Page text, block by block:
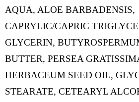
AQUA, ALOE BARBADENSIS,
CAPRYLIC/CAPRIC
GLYCERIN,
BUTTER, PERSEA
HERBACEUM SEED OIL,
STEARATE, CETEARYL